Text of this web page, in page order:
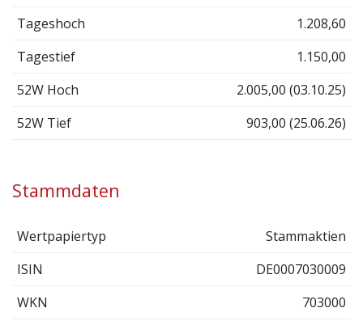
Tageshoch
1.208,60
Tagestief
1.150,00
52W Hoch
2.005,00 (03.10.25)
52W Tief
903,00 (25.06.26)
Stammdaten
Wertpapiertyp
Stammaktien
ISIN
DE0007030009
WKN
703000